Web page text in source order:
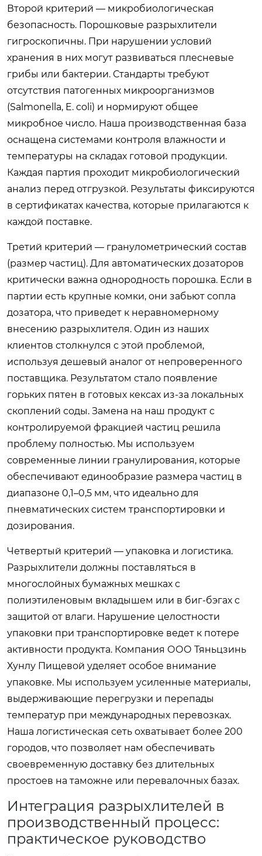
Второй критерий — микробиологическая
безопасность. Порошковые разрыхлители
гигроскопичны. При нарушении условий
хранения в них могут развиваться плесневые
грибы или бактерии. Стандарты требуют
отсутствия патогенных микроорганизмов
(Salmonella, E. coli) и нормируют общее
микробное число. Наша производственная база
оснащена системами контроля влажности и
температуры на складах готовой продукции.
Каждая партия проходит микробиологический
анализ перед отгрузкой. Результаты фиксируются
в сертификатах качества, которые прилагаются к
каждой поставке.
Третий критерий — гранулометрический состав
(размер частиц). Для автоматических дозаторов
критически важна однородность порошка. Если в
партии есть крупные комки, они забьют сопла
дозатора, что приведет к неравномерному
внесению разрыхлителя. Один из наших
клиентов столкнулся с этой проблемой,
используя дешевый аналог от непроверенного
поставщика. Результатом стало появление
горьких пятен в готовых кексах из-за локальных
скоплений соды. Замена на наш продукт с
контролируемой фракцией частиц решила
проблему полностью. Мы используем
современные линии гранулирования, которые
обеспечивают единообразие размера частиц в
диапазоне 0,1–0,5 мм, что идеально для
пневматических систем транспортировки и
дозирования.
Четвертый критерий — упаковка и логистика.
Разрыхлители должны поставляться в
многослойных бумажных мешках с
полиэтиленовым вкладышем или в биг-бэгах с
защитой от влаги. Нарушение целостности
упаковки при транспортировке ведет к потере
активности продукта. Компания ООО Тяньцзинь
Хунлу Пищевой уделяет особое внимание
упаковке. Мы используем усиленные материалы,
выдерживающие перегрузки и перепады
температур при международных перевозках.
Наша логистическая сеть охватывает более 200
городов, что позволяет нам обеспечивать
своевременную доставку без длительных
простоев на таможне или перевалочных базах.
Интеграция разрыхлителей в
производственный процесс:
практическое руководство